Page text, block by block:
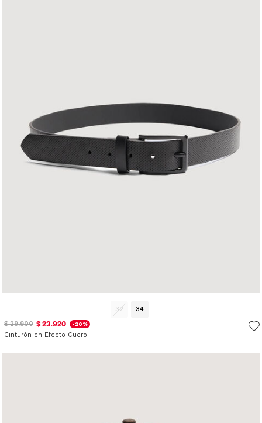
32
34
$ 29.900 $ 23.920 -20%
Cinturón en Efecto Cuero